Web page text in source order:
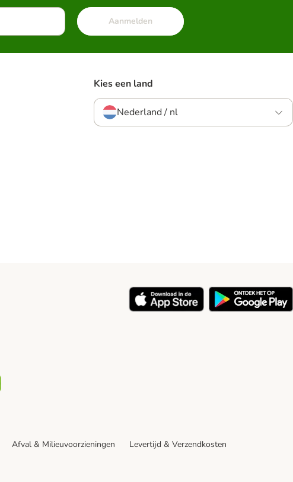
Aanmelden
Kies een land
Nederland / nl
Security
Afval & Milieuvoorzieningen
Levertijd & Verzendkosten